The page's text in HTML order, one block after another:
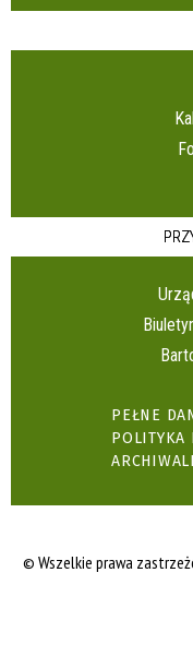
PEŁNE
POLITYKA
© Wszelkie prawa